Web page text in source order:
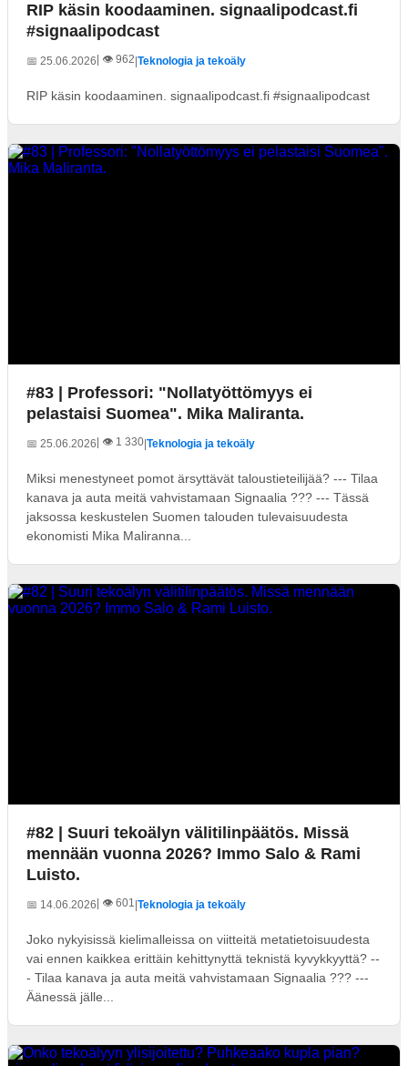
RIP käsin koodaaminen. signaalipodcast.fi
#signaalipodcast
📅 25.06.2026 | 👁️ 962|Teknologia ja tekoäly
RIP käsin koodaaminen. signaalipodcast.fi #signaalipodcast
#83 | Professori: "Nollatyöttömyys ei
pelastaisi Suomea". Mika Maliranta.
📅 25.06.2026 | 👁️ 1 330|Teknologia ja tekoäly
Miksi menestyneet pomot ärsyttävät taloustieteilijää? --- Tilaa
kanava ja auta meitä vahvistamaan Signaalia ??? --- Tässä
jaksossa keskustelen Suomen talouden tulevaisuudesta
ekonomisti Mika Maliranna...
#82 | Suuri tekoälyn välitilinpäätös. Missä
mennään vuonna 2026? Immo Salo & Rami
Luisto.
📅 14.06.2026 | 👁️ 601|Teknologia ja tekoäly
Joko nykyisissä kielimalleissa on viitteitä metatietoisuudesta
vai ennen kaikkea erittäin kehittynyttä teknistä kyvykkyyttä? --
- Tilaa kanava ja auta meitä vahvistamaan Signaalia ??? ---
Äänessä jälle...